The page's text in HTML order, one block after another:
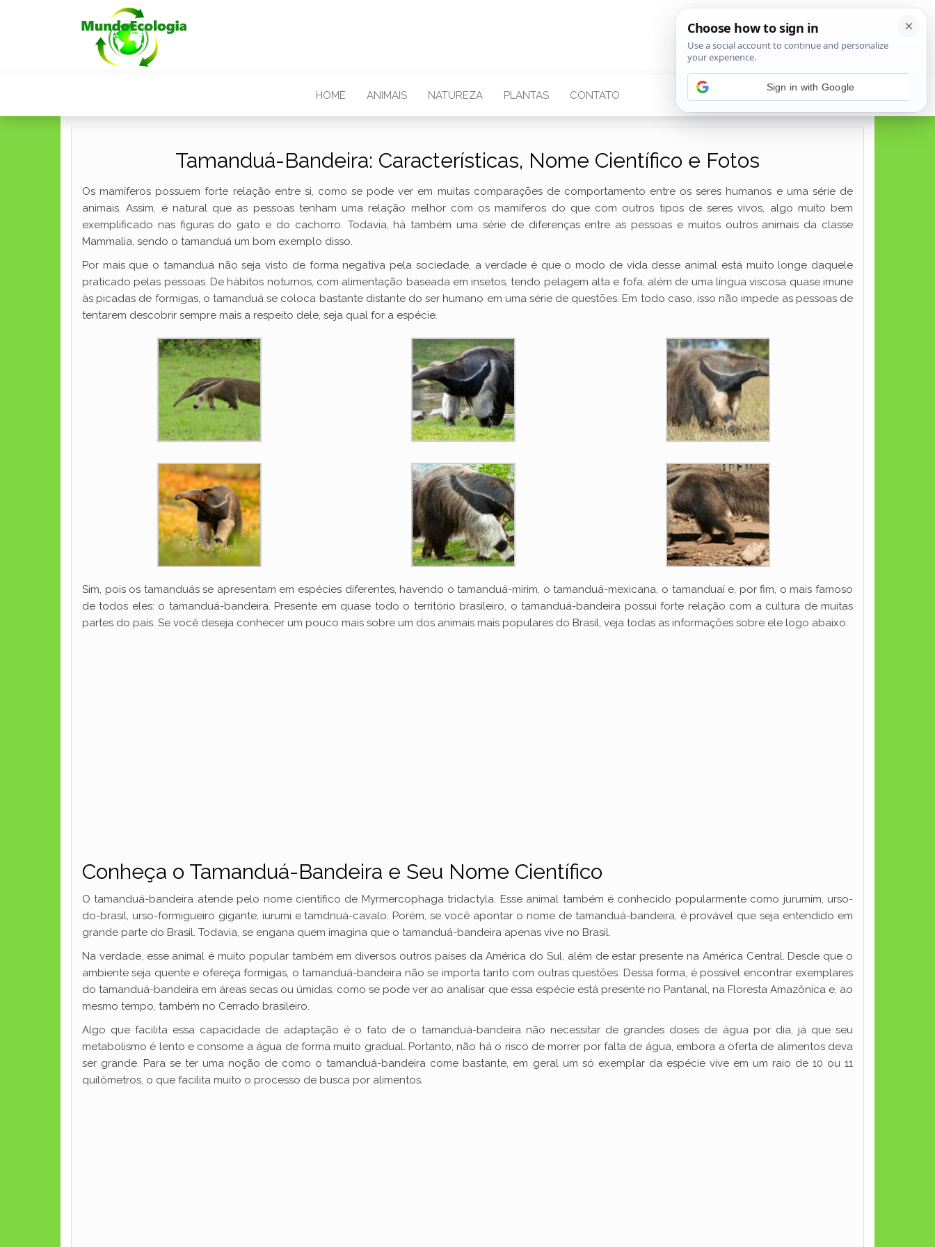
HOME ANIMAIS NATUREZA PLANTAS CONTATO
Tamanduá-Bandeira: Características, Nome Científico e Fotos
Os mamíferos possuem forte relação entre si, como se pode ver em muitas comparações de comportamento entre os seres humanos e uma série de
animais. Assim, é natural que as pessoas tenham uma relação melhor com os mamíferos do que com outros tipos de seres vivos, algo muito bem
exemplificado nas figuras do gato e do cachorro. Todavia, há também uma série de diferenças entre as pessoas e muitos outros animais da classe
Mammalia, sendo o tamanduá um bom exemplo disso.
Por mais que o tamanduá não seja visto de forma negativa pela sociedade, a verdade é que o modo de vida desse animal está muito longe daquele
praticado pelas pessoas. De hábitos noturnos, com alimentação baseada em insetos, tendo pelagem alta e fofa, além de uma língua viscosa quase imune
às picadas de formigas, o tamanduá se coloca bastante distante do ser humano em uma série de questões. Em todo caso, isso não impede as pessoas de
tentarem descobrir sempre mais a respeito dele, seja qual for a espécie.
Sim, pois os tamanduás se apresentam em espécies diferentes, havendo o tamanduá-mirim, o tamanduá-mexicana, o tamanduaí e, por fim, o mais famoso
de todos eles: o tamanduá-bandeira. Presente em quase todo o território brasileiro, o tamanduá-bandeira possui forte relação com a cultura de muitas
partes do país. Se você deseja conhecer um pouco mais sobre um dos animais mais populares do Brasil, veja todas as informações sobre ele logo abaixo.
Conheça o Tamanduá-Bandeira e Seu Nome Científico
O tamanduá-bandeira atende pelo nome científico de Myrmercophaga tridactyla. Esse animal também é conhecido popularmente como jurumim, urso-
do-brasil, urso-formigueiro gigante, iurumi e tamdnuá-cavalo. Porém, se você apontar o nome de tamanduá-bandeira, é provável que seja entendido em
grande parte do Brasil. Todavia, se engana quem imagina que o tamanduá-bandeira apenas vive no Brasil.
Na verdade, esse animal é muito popular também em diversos outros países da América do Sul, além de estar presente na América Central. Desde que o
ambiente seja quente e ofereça formigas, o tamanduá-bandeira não se importa tanto com outras questões. Dessa forma, é possível encontrar exemplares
do tamanduá-bandeira em áreas secas ou úmidas, como se pode ver ao analisar que essa espécie está presente no Pantanal, na Floresta Amazônica e, ao
mesmo tempo, também no Cerrado brasileiro.
Algo que facilita essa capacidade de adaptação é o fato de o tamanduá-bandeira não necessitar de grandes doses de água por dia, já que seu
metabolismo é lento e consome a água de forma muito gradual. Portanto, não há o risco de morrer por falta de água, embora a oferta de alimentos deva
ser grande. Para se ter uma noção de como o tamanduá-bandeira come bastante, em geral um só exemplar da espécie vive em um raio de 10 ou 11
quilômetros, o que facilita muito o processo de busca por alimentos.